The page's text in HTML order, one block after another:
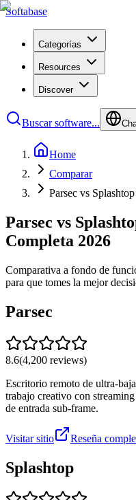
Softabase
Categorías
Resources
Discover
Buscar software...
Home
Comparar
Parsec vs Splashtop
Parsec vs
Completa 2026
Comparativa a fondo de
para que tomes la mejor
Parsec
8.6(4,200 reviews)
Escritorio remoto de ultra-
trabajo creativo con
de entrada sub-frame.
Visitar sitio Reseña
Splashtop